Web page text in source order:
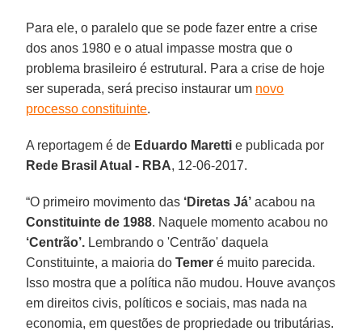
Para ele, o paralelo que se pode fazer entre a crise
dos anos 1980 e o atual impasse mostra que o
problema brasileiro é estrutural. Para a crise de hoje
ser superada, será preciso instaurar um novo
processo constituinte.
A reportagem é de Eduardo Maretti e publicada por
Rede Brasil Atual - RBA, 12-06-2017.
“O primeiro movimento das ‘Diretas Já’ acabou na
Constituinte de 1988. Naquele momento acabou no
‘Centrão’. Lembrando o 'Centrão' daquela
Constituinte, a maioria doTemer é muito parecida.
Isso mostra que a política não mudou. Houve avanços
em direitos civis, políticos e sociais, mas nada na
economia, em questões de propriedade ou tributárias.